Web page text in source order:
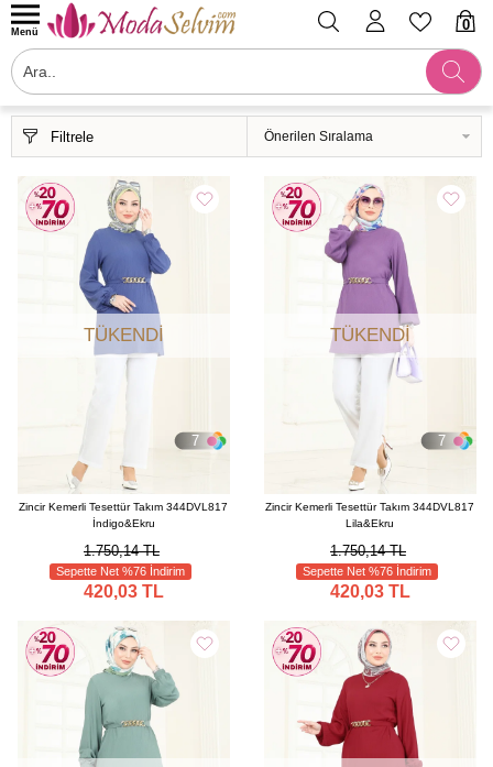
0
Menü
Filtrele
7
TÜKENDI
Zincir Kemerli Tesettür Takım 344DVL817
İndigo&Ekru
1.750,14 TL
Sepette Net %76 İndirim
420,03 TL
7
TÜKENDI
Zincir Kemerli Tesettür Takım 344DVL817
Lila&Ekru
1.750,14 TL
Sepette Net %76 İndirim
420,03 TL